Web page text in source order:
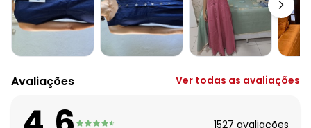
Estação: Ano Inteiro
Situação de Uso: Casual
Composição Material: 100% Algodão
Avaliações Ver todas as avaliações
1527 avaliações